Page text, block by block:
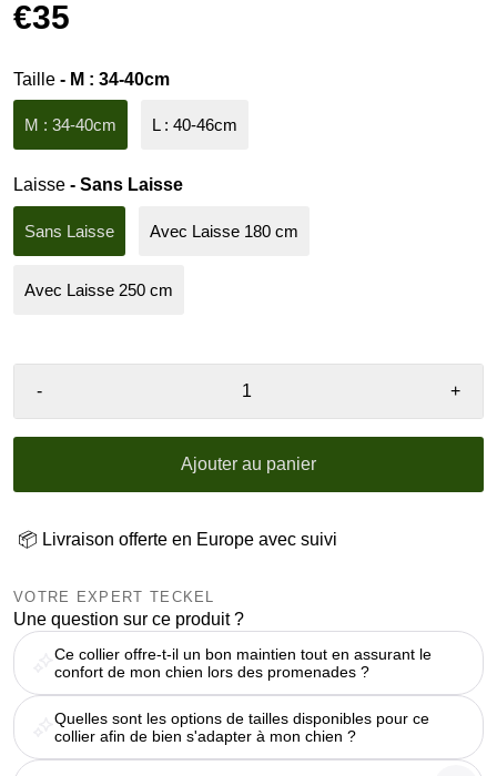
€35
Taille - M : 34-40cm
M : 34-40cm L : 40-46cm
Laisse - Sans Laisse
Sans Laisse Avec Laisse 180 cm
Avec Laisse 250 cm
- +
Ajouter au panier
📦 Livraison offerte en Europe avec suivi
VOTRE EXPERT TECKEL
Une question sur ce produit ?
Ce collier offre-t-il un bon maintien tout en assurant le
confort de mon chien lors des promenades ?
Quelles sont les options de tailles disponibles pour ce
collier afin de bien s'adapter à mon chien ?